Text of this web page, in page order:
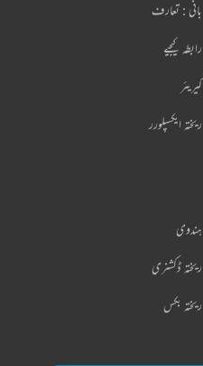
بانی : تعارف
رابطہ کیجیے
کیریئر
ریختہ ایکسپلورر
ہندوی
ریختہ ڈکشنری
ریختہ بکس